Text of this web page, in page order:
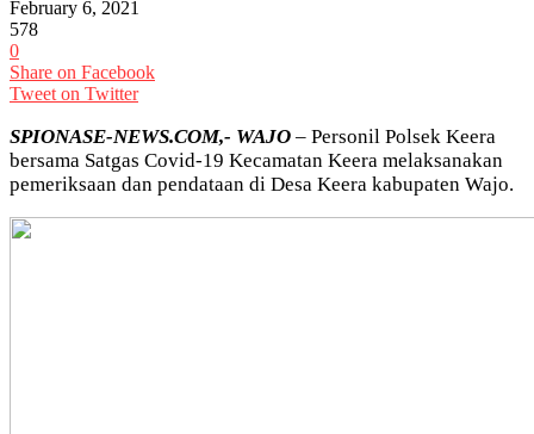
February 6, 2021
578
0
Share on Facebook
Tweet on Twitter
SPIONASE-NEWS.COM,- WAJO – Personil Polsek Keera
bersama Satgas Covid-19 Kecamatan Keera melaksanakan
pemeriksaan dan pendataan di Desa Keera kabupaten Wajo.